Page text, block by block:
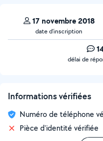
17 novembre 2018
date d’inscription
délai de
Informations vérifiées
Numéro de téléphone
Pièce d'identité vérifiée